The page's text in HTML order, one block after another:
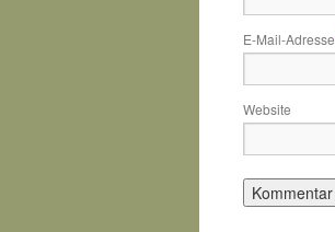
E-Mail-Adresse
Website